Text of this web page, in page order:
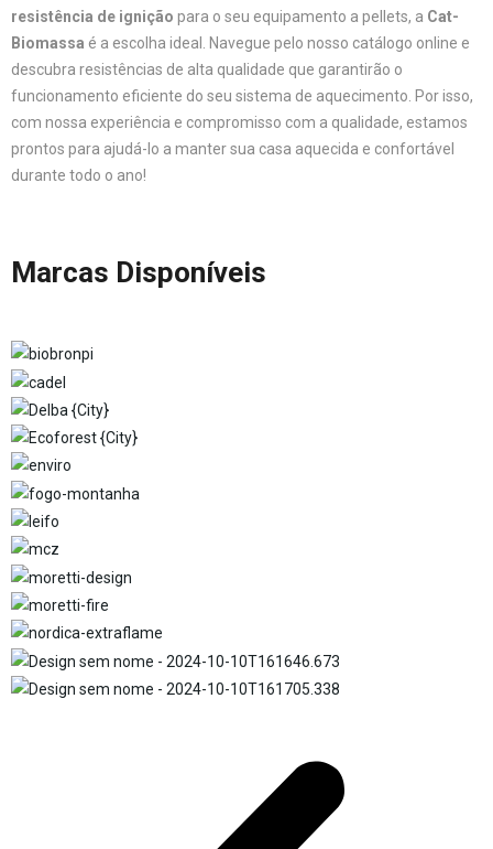
resistência de ignição para o seu equipamento a pellets, a Cat-
Biomassa é a escolha ideal. Navegue pelo nosso catálogo online e
descubra resistências de alta qualidade que garantirão o
funcionamento eficiente do seu sistema de aquecimento. Por isso,
com nossa experiência e compromisso com a qualidade, estamos
prontos para ajudá-lo a manter sua casa aquecida e confortável
durante todo o ano!
Marcas Disponíveis